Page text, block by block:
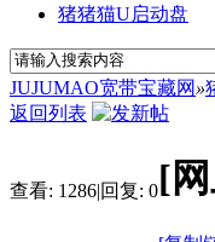
猪猪猫U启动盘
JUJUMAO宽带宝藏网 »
返回列表
查看: 1286|回复: 0[